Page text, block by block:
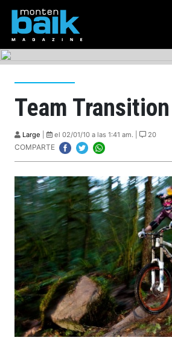
Team
Large el 02/01/10 a las 1:41 am. | 20
COMPARTE